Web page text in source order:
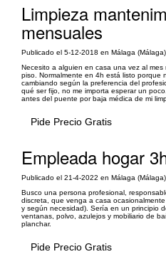
Limpieza
mensuales
Publicado el 5-12-2018 en Málaga (Málaga)
Necesito a alguien en casa una vez al
piso. Normalmente en 4h está listo porque
cambiando según la preferencia del
qué ser fijo, no me importa esperar un
antes del puente por baja médica de mi
Pide Precio Gratis
Empleada hogar
Publicado el 21-4-2022 en Málaga (Málaga)
Busco una persona profesional,
discreta, que venga a casa
y según necesidad). Sería en un principio
ventanas, polvo, azulejos y mobiliario de
planchar.
Pide Precio Gratis